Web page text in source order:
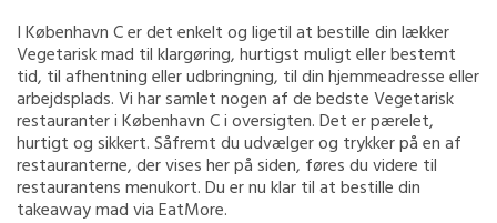
I København C er det enkelt og ligetil at bestille din lækker
Vegetarisk mad til klargøring, hurtigst muligt eller bestemt
tid, til afhentning eller udbringning, til din hjemmeadresse eller
arbejdsplads. Vi har samlet nogen af de bedste Vegetarisk
restauranter i København C i oversigten. Det er pærelet,
hurtigt og sikkert. Såfremt du udvælger og trykker på en af
restauranterne, der vises her på siden, føres du videre til
restaurantens menukort. Du er nu klar til at bestille din
takeaway mad via EatMore.